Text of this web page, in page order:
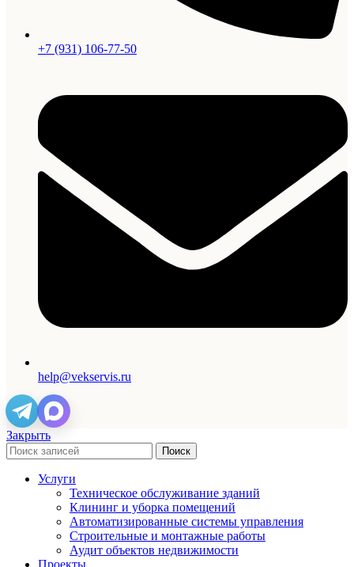
+7 (931) 106-77-50
help@vekservis.ru
Закрыть
Поиск
Услуги
Техническое обслуживание зданий
Клининг и уборка помещений
Автоматизированные системы управления
Строительные и монтажные работы
Аудит объектов недвижимости